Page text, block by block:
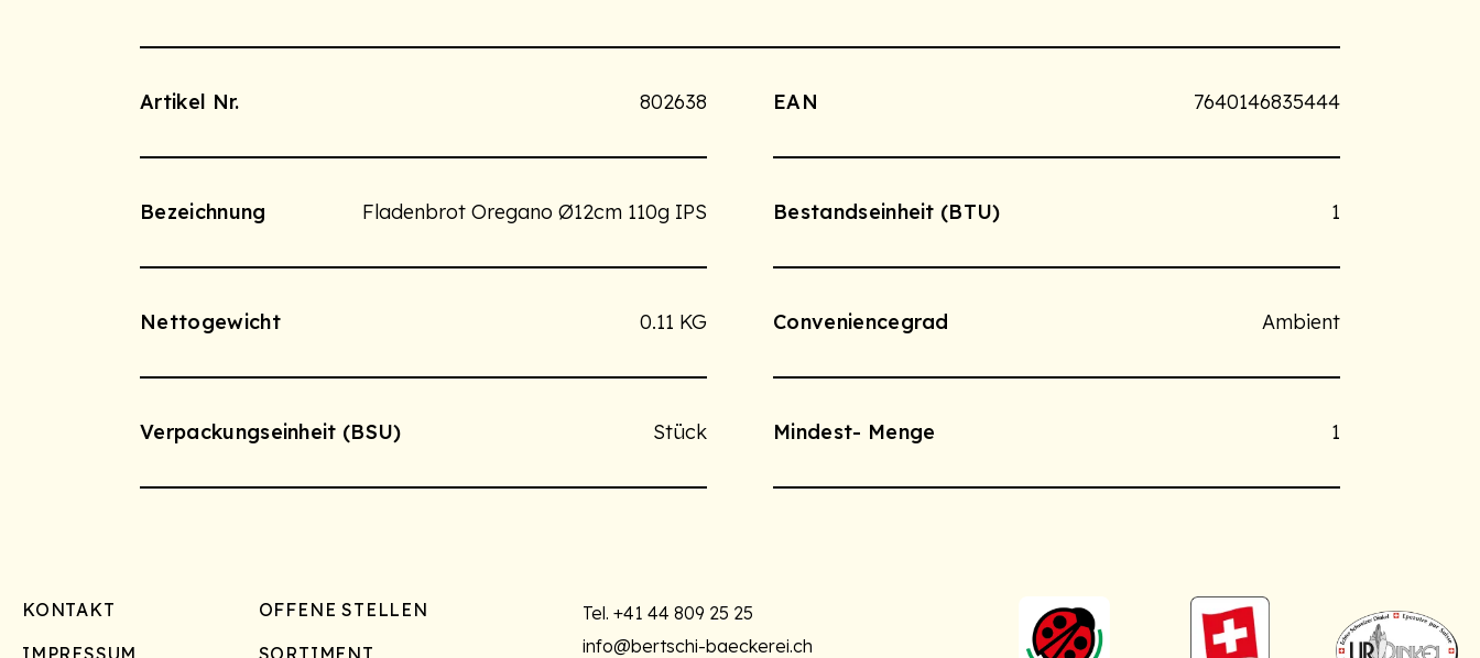
Artikel Nr. 802638 EAN 7640146835444
Bezeichnung Fladenbrot Oregano Ø12cm 110g IPS Bestandseinheit (BTU) 1
Nettogewicht 0.11 KG Conveniencegrad Ambient
Verpackungseinheit (BSU) Stück Mindest- Menge 1
Footer
KONTAKT
OFFENE STELLEN
IMPRESSUM
SORTIMENT
Tel.+41 44 809 25 25
info@bertschi-baeckerei.ch